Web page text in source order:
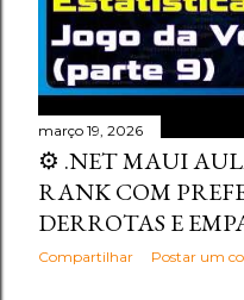
março 19, 2026
⚙️ .NET MAUI
RANK COM
DERROTAS E
Compartilhar Postar um